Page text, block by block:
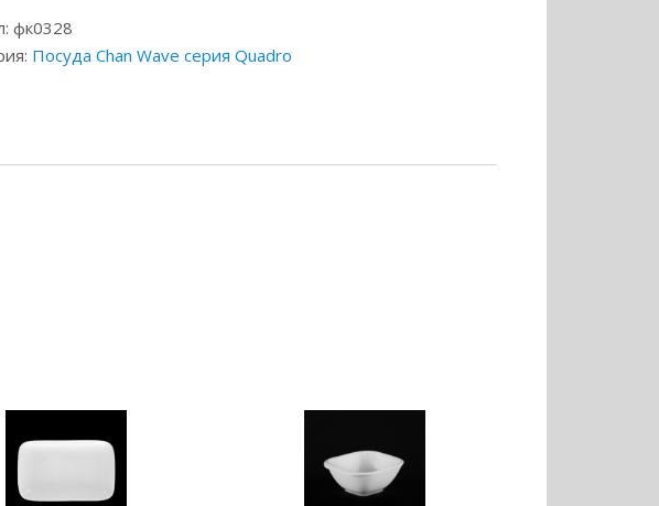
фк0328
Посуда Chan Wave серия Quadro